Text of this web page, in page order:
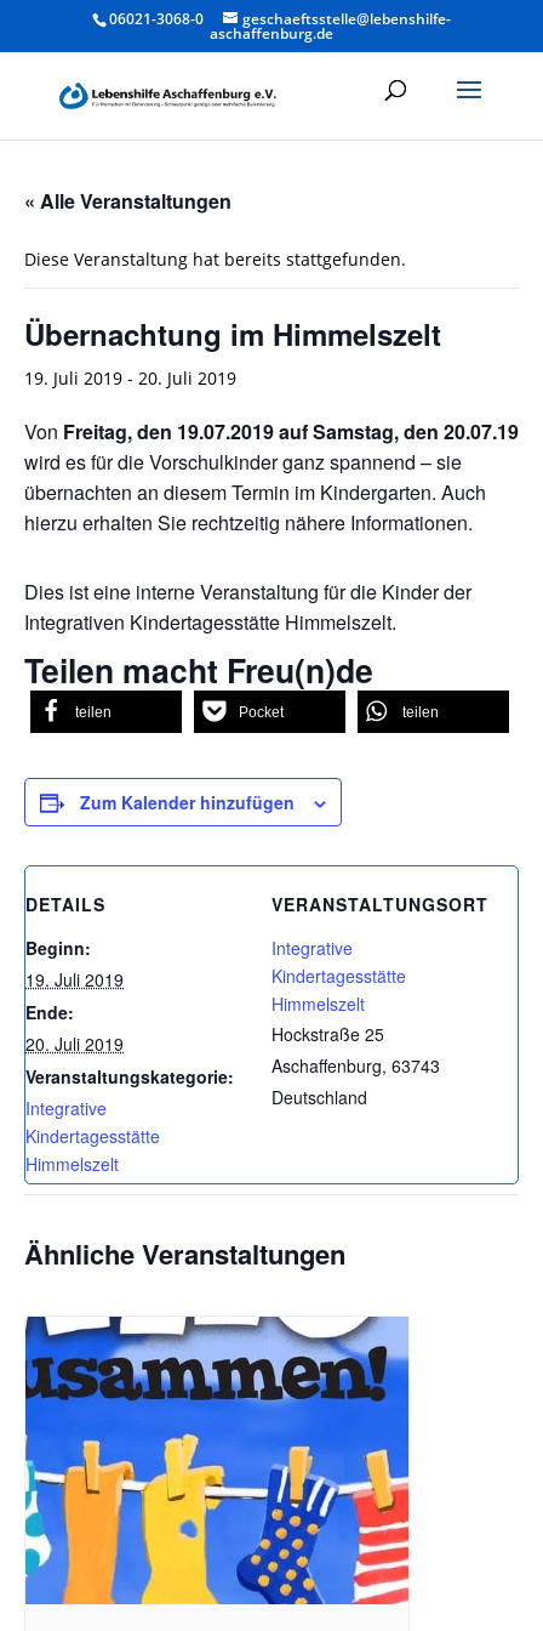
06021-3068-0 geschaeftsstelle@lebenshilfe-
aschaffenburg.de
« Alle Veranstaltungen
Diese Veranstaltung hat bereits stattgefunden.
Übernachtung im Himmelszelt
19. Juli 2019 - 20. Juli 2019
Von Freitag, den 19.07.2019 auf Samstag, den 20.07.19
wird es für die Vorschulkinder ganz spannend – sie
übernachten an diesem Termin im Kindergarten. Auch
hierzu erhalten Sie rechtzeitig nähere Informationen.
Dies ist eine interne Veranstaltung für die Kinder der
Integrativen Kindertagesstätte Himmelszelt.
Teilen macht Freu(n)de
teilen Pocket teilen
Zum Kalender hinzufügen
DETAILS
Beginn:
19. Juli 2019
Ende:
20. Juli 2019
Veranstaltungskategorie:
Integrative
Kindertagesstätte
Himmelszelt
VERANSTALTUNGSORT
Integrative
Kindertagesstätte
Himmelszelt
Hockstraße 25
Aschaffenburg, 63743
Deutschland
Ähnliche Veranstaltungen